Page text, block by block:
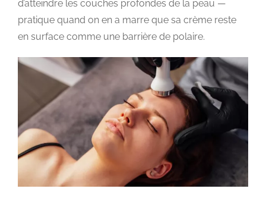
d’atteindre les couches profondes de la peau —
pratique quand on en a marre que sa crème reste
en surface comme une barrière de polaire.